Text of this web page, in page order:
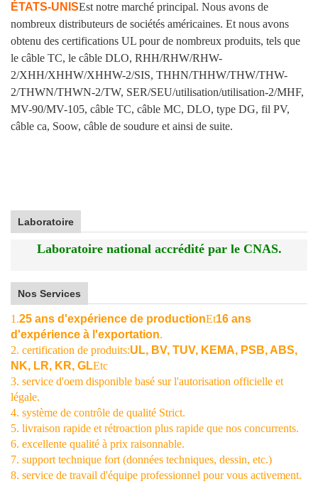
ÉTATS-UNISEst notre marché principal. Nous avons de
nombreux distributeurs de sociétés américaines. Et nous avons
obtenu des certifications UL pour de nombreux produits, tels que
le câble TC, le câble DLO, RHH/RHW/RHW-
2/XHH/XHHW/XHHW-2/SIS, THHN/THHW/THW/THW-
2/THWN/THWN-2/TW, SER/SEU/utilisation/utilisation-2/MHF,
MV-90/MV-105, câble TC, câble MC, DLO, type DG, fil PV,
câble ca, Soow, câble de soudure et ainsi de suite.
Laboratoire
Laboratoire national accrédité par le CNAS.
Nos Services
1.25 ans d'expérience de productionEt16 ans
d'expérience à l'exportation.
2. certification de produits:UL, BV, TUV, KEMA, PSB, ABS,
NK, LR, KR, GLEtc
3. service d'oem disponible basé sur l'autorisation officielle et
légale.
4. système de contrôle de qualité Strict.
5. livraison rapide et rétroaction plus rapide que nos concurrents.
6. excellente qualité à prix raisonnable.
7. support technique fort (données techniques, dessin, etc.)
8. service de travail d'équipe professionnel pour vous activement.